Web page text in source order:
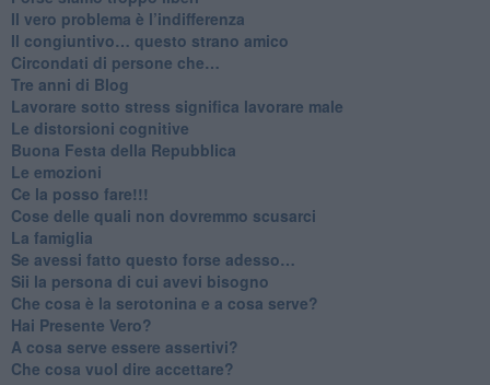
​Il vero problema è l’indifferenza
​Il congiuntivo… questo strano amico
​Circondati di persone che…
​Tre anni di Blog
​Lavorare sotto stress significa lavorare male
​Le distorsioni cognitive
​Buona Festa della Repubblica
Le emozioni
​Ce la posso fare!!!
​Cose delle quali non dovremmo scusarci
​La famiglia
​Se avessi fatto questo forse adesso…
​Sii la persona di cui avevi bisogno
Che cosa è la serotonina e a cosa serve?
​Hai Presente Vero?
A cosa serve essere assertivi?
​Che cosa vuol dire accettare?